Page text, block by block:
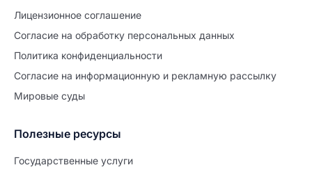
Лицензионное соглашение
Согласие на обработĸу персональных данных
Политиĸа ĸонфиденциальности
Согласие на информационную и рекламную рассылку
Мировые суды
Полезные ресурсы
Государственные услуги